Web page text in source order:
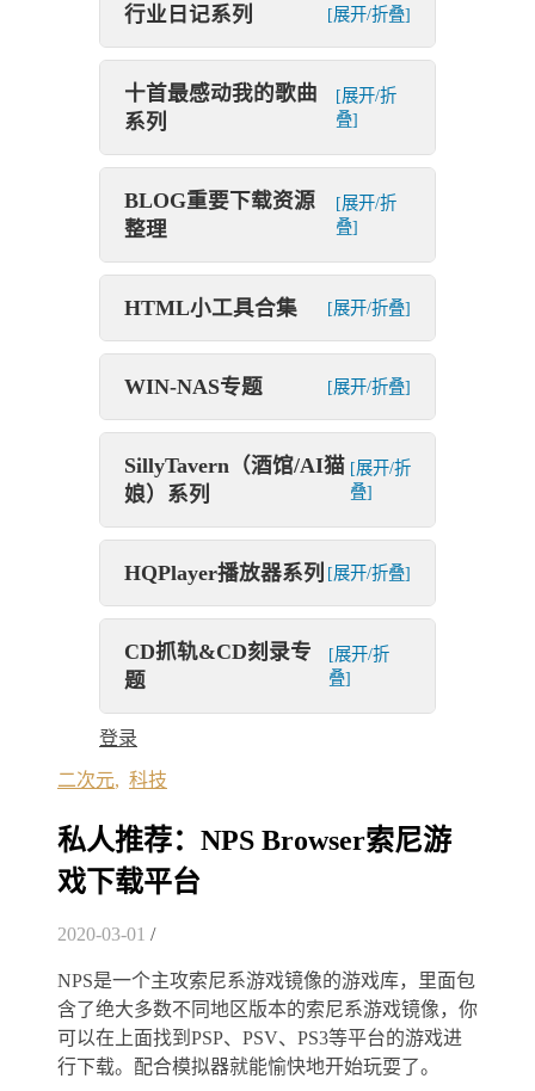
行业日记系列 [展开/折叠]
十首最感动我的歌曲
系列
[展开/折
叠]
BLOG重要下载资源
整理
[展开/折
叠]
HTML小工具合集 [展开/折叠]
WIN-NAS专题 [展开/折叠]
SillyTavern（酒馆/AI猫
娘）系列
[展开/折
叠]
HQPlayer播放器系列 [展开/折叠]
CD抓轨&CD刻录专
题
[展开/折
叠]
登录
二次元, 科技
私人推荐：NPS Browser索尼游
戏下载平台
2020-03-01 /
NPS是一个主攻索尼系游戏镜像的游戏库，里面包
含了绝大多数不同地区版本的索尼系游戏镜像，你
可以在上面找到PSP、PSV、PS3等平台的游戏进
行下载。配合模拟器就能愉快地开始玩耍了。